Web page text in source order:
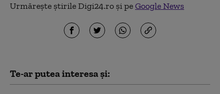
Urmărește știrile Digi24.ro și peGoogle News
Te-ar putea interesa și: